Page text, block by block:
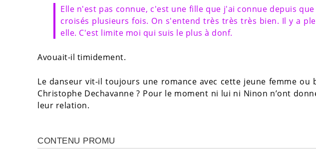
Elle n'est pas connue, c'est une fille que j'ai connue depuis
croisés plusieurs fois. On s'entend très très très bien. Il y a
elle. C'est limite moi qui suis le plus à donf.
Avouait-il timidement.
Le danseur vit-il toujours une romance avec cette jeune femme
Christophe Dechavanne ? Pour le moment ni lui ni Ninon n’ont
leur relation.